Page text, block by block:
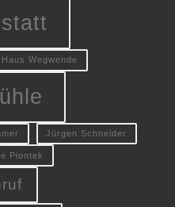
Haus Wegwende
Jürgen Schneider
Piontek